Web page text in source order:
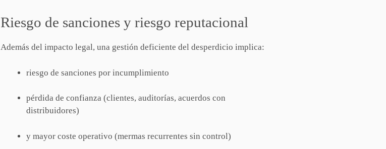
Riesgo de sanciones y riesgo reputacional
Además del impacto legal, una gestión deficiente del desperdicio implica:
riesgo de sanciones por incumplimiento
pérdida de confianza (clientes, auditorías, acuerdos con
distribuidores)
y mayor coste operativo (mermas recurrentes sin control)